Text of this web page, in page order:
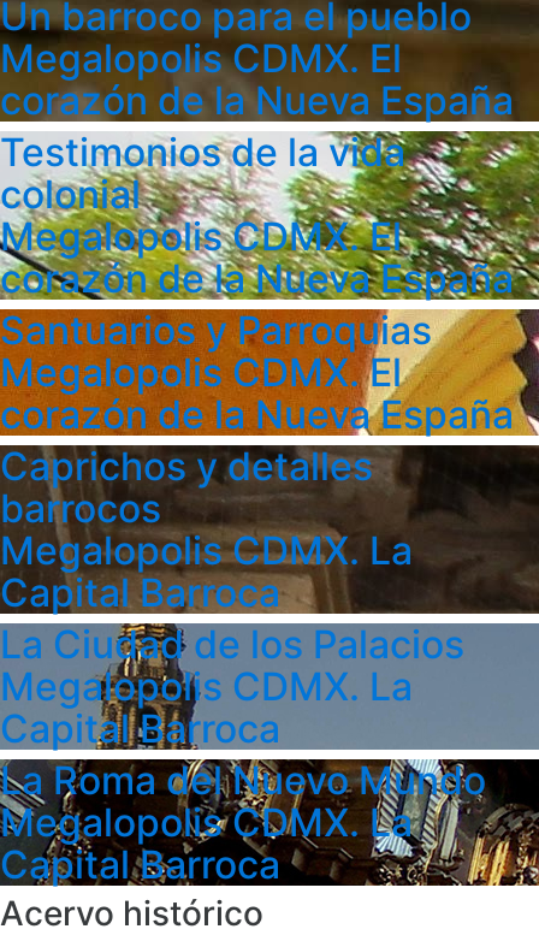
Un barroco para el pueblo
Megalopolis CDMX. El
corazón de la Nueva España
Testimonios de la vida
colonial
Megalopolis CDMX. El
corazón de la Nueva España
Santuarios y Parroquias
Megalopolis CDMX. El
corazón de la Nueva España
Caprichos y detalles
barrocos
Megalopolis CDMX. La
Capital Barroca
La Ciudad de los Palacios
Megalopolis CDMX. La
Capital Barroca
La Roma del Nuevo Mundo
Megalopolis CDMX. La
Capital Barroca
Acervo histórico